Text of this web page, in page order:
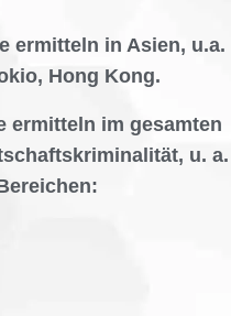
ermitteln in Asien, u.a.
Hong Kong.
ermitteln im gesamten
u. a.